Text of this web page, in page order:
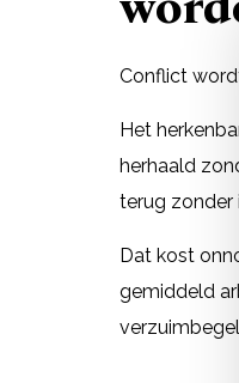
Conflict
Het
herhaald
terug zonder
Dat kost
gemiddeld